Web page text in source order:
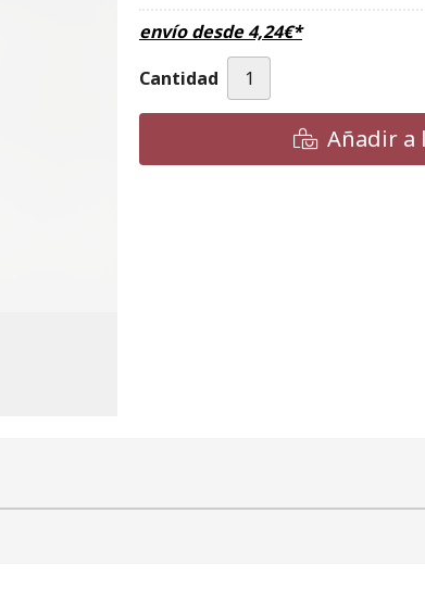
envío desde4,24€*
Cantidad
Añadir a